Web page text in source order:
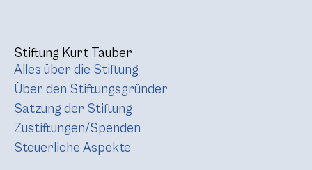
Stiftung Kurt Tauber
Alles über die Stiftung
Über den Stiftungsgründer
Satzung der Stiftung
Zustiftungen/Spenden
Steuerliche Aspekte